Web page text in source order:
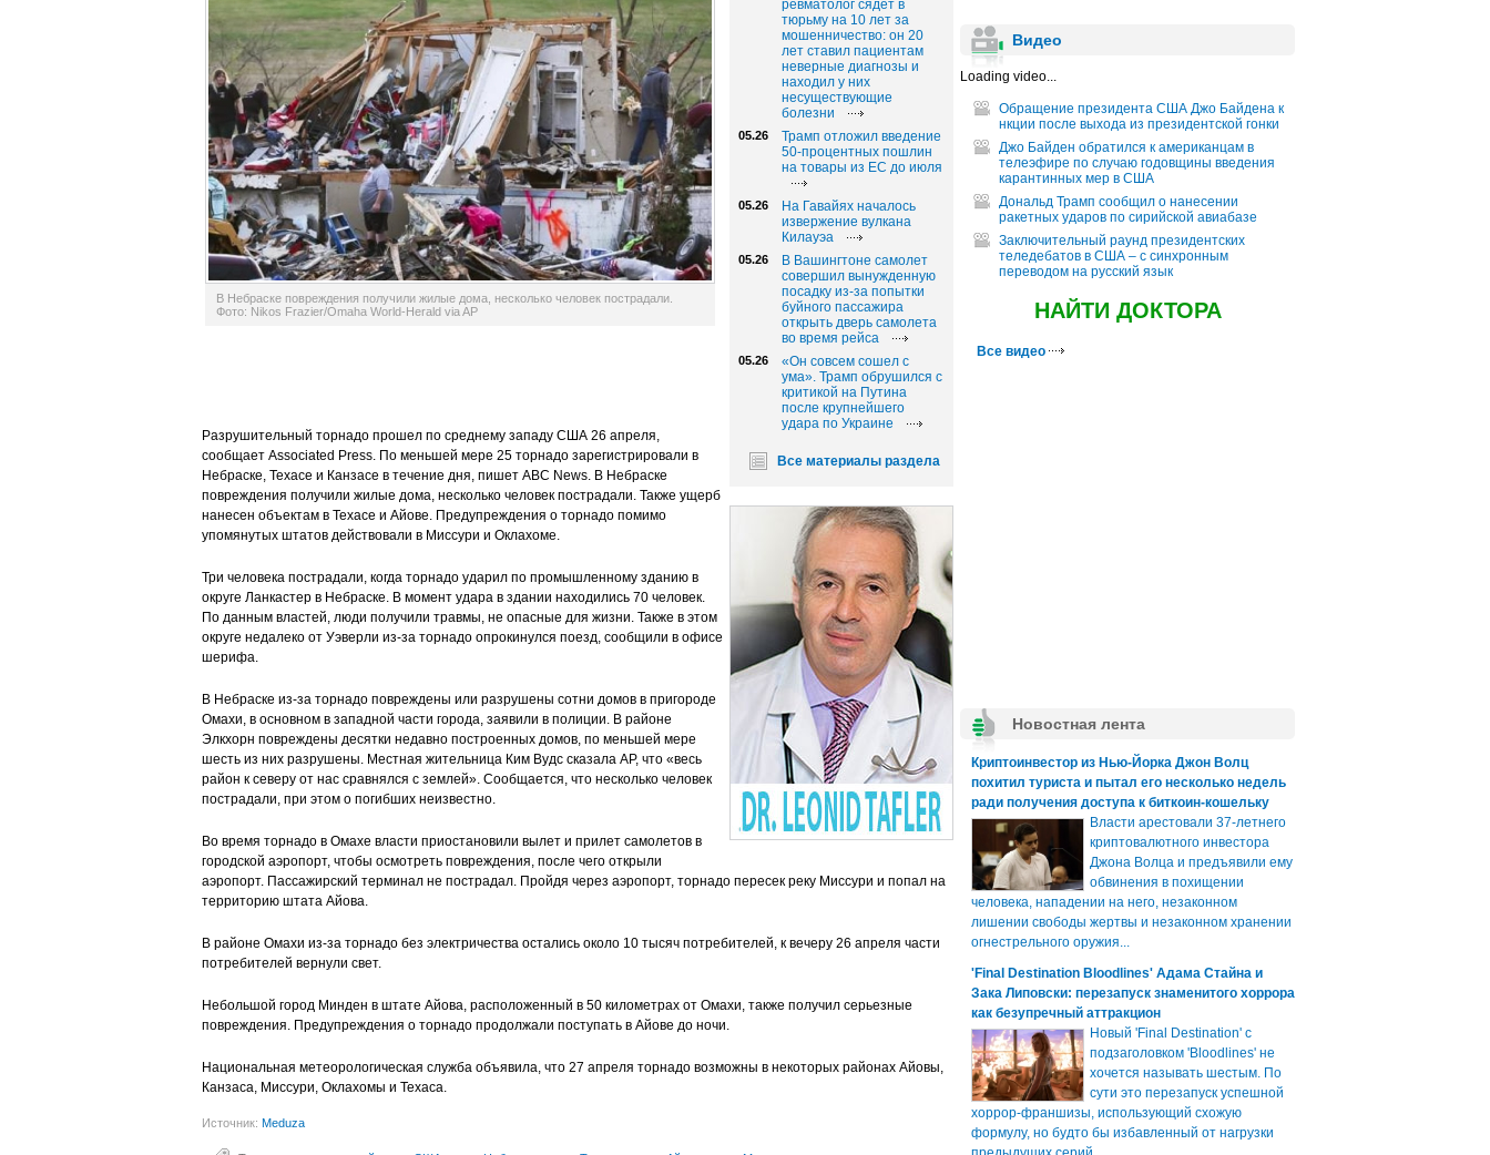
ревматолог сядет в
тюрьму на 10 лет за
мошенничество: он 20
лет ставил пациентам
неверные диагнозы и
находил у них
несуществующие
болезни
05.26
Трамп отложил введение
50-процентных пошлин
на товары из ЕС до июля
05.26
На Гавайях началось
извержение вулкана
Килауэа
05.26
В Вашингтоне самолет
совершил вынужденную
посадку из-за попытки
буйного пассажира
открыть дверь самолета
во время рейса
05.26
«Он совсем сошел с
ума». Трамп обрушился с
критикой на Путина
после крупнейшего
удара по Украине
Все материалы раздела
В Небраске повреждения получили жилые дома, несколько человек пострадали.
Фото: Nikos Frazier/Omaha World-Herald via AP
Разрушительный торнадо прошел по среднему западу США 26 апреля,
сообщает Associated Press. По меньшей мере 25 торнадо зарегистрировали в
Небраске, Техасе и Канзасе в течение дня, пишет ABC News. В Небраске
повреждения получили жилые дома, несколько человек пострадали. Также ущерб
нанесен объектам в Техасе и Айове. Предупреждения о торнадо помимо
упомянутых штатов действовали в Миссури и Оклахоме.
Три человека пострадали, когда торнадо ударил по промышленному зданию в
округе Ланкастер в Небраске. В момент удара в здании находились 70 человек.
По данным властей, люди получили травмы, не опасные для жизни. Также в этом
округе недалеко от Уэверли из-за торнадо опрокинулся поезд, сообщили в офисе
шерифа.
В Небраске из-за торнадо повреждены или разрушены сотни домов в пригороде
Омахи, в основном в западной части города, заявили в полиции. В районе
Элкхорн повреждены десятки недавно построенных домов, по меньшей мере
шесть из них разрушены. Местная жительница Ким Вудс сказала AP, что «весь
район к северу от нас сравнялся с землей». Сообщается, что несколько человек
пострадали, при этом о погибших неизвестно.
Во время торнадо в Омахе власти приостановили вылет и прилет самолетов в
городской аэропорт, чтобы осмотреть повреждения, после чего открыли
аэропорт. Пассажирский терминал не пострадал. Пройдя через аэропорт, торнадо пересек реку Миссури и попал на
территорию штата Айова.
В районе Омахи из-за торнадо без электричества остались около 10 тысяч потребителей, к вечеру 26 апреля части
потребителей вернули свет.
Небольшой город Минден в штате Айова, расположенный в 50 километрах от Омахи, также получил серьезные
повреждения. Предупреждения о торнадо продолжали поступать в Айове до ночи.
Национальная метеорологическая служба объявила, что 27 апреля торнадо возможны в некоторых районах Айовы,
Канзаса, Миссури, Оклахомы и Техаса.
Источник: Meduza
Видео
Loading video...
Обращение президента США Джо Байдена к
нкции после выхода из президентской гонки
Джо Байден обратился к американцам в
телеэфире по случаю годовщины введения
карантинных мер в США
Дональд Трамп сообщил о нанесении
ракетных ударов по сирийской авиабазе
Заключительный раунд президентских
теледебатов в США – с синхронным
переводом на русский язык
НАЙТИ ДОКТОРА
Все видео
Новостная лента
Криптоинвестор из Нью-Йорка Джон Волц
похитил туриста и пытал его несколько недель
ради получения доступа к биткоин-кошельку
Власти арестовали 37-летнего
криптовалютного инвестора
Джона Волца и предъявили ему
обвинения в похищении
человека, нападении на него, незаконном
лишении свободы жертвы и незаконном хранении
огнестрельного оружия...
'Final Destination Bloodlines' Адама Стайна и
Зака Липовски: перезапуск знаменитого хоррора
как безупречный аттракцион
Новый 'Final Destination' с
подзаголовком 'Bloodlines' не
хочется называть шестым. По
сути это перезапуск успешной
хоррор-франшизы, использующий схожую
формулу, но будто бы избавленный от нагрузки